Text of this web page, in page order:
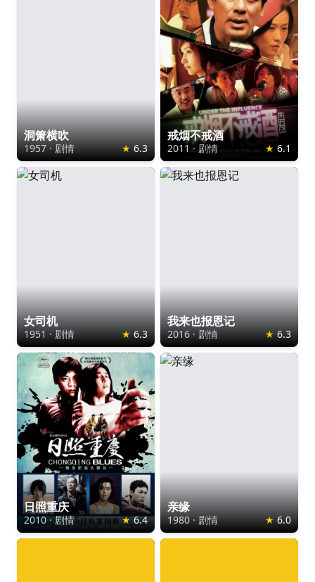
洞箫横吹
1957·剧情 ★ 6.3
戒烟不戒酒
2011 · 剧情 ★ 6.1
女司机
1951·剧情 ★ 6.3
我来也报恩记
2016·剧情 ★ 6.3
日照重庆
2010·剧情 ★ 6.4
亲缘
1980·剧情 ★ 6.0